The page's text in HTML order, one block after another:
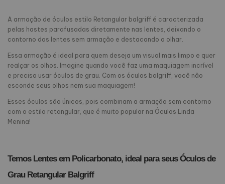
A armação de óculos estilo Retangular balgriff é caracterizada
pelas hastes parafusadas diretamente nas lentes, deixando o
contorno das lentes sem armação e destacando o olhar.
Essa armação é ideal para quem deseja um visual mais limpo e quer
realçar os olhos. Imagine quando você faz uma maquiagem incrível
e precisa usar óculos de grau. Com os óculos balgriff, você não
esconde seus olhos nem sua maquiagem!
Esses óculos são únicos, pois combinam a armação sem contorno
com o estilo retangular, que é muito popular na Óculos Linda
Menina!
Temos Lentes em Policarbonato, ideal para seus Óculos de
Grau Retangular Balgriff